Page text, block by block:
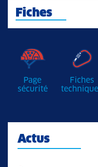
Fiches
Page
sécurité
Fiches
Actus